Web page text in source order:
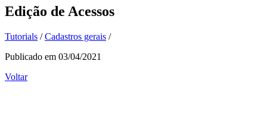
Edição de Acessos
Tutorials / Cadastros gerais /
Publicado em 03/04/2021
Voltar